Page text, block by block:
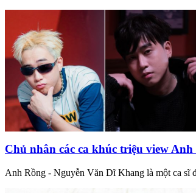
Chủ nhân các ca khúc triệu view
Anh Rồng - Nguyễn Văn Dĩ Khang là một ca sĩ